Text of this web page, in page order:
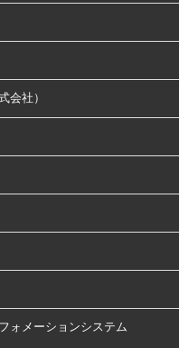
会社）
ォメーションシステム